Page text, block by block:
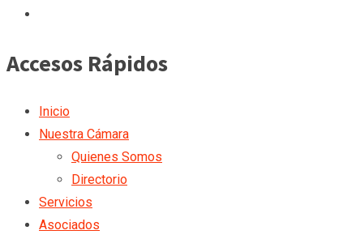
Accesos Rápidos
Inicio
Nuestra Cámara
Quienes Somos
Directorio
Servicios
Asociados